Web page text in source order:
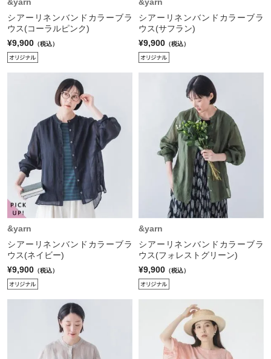
シアーリネンバンドカラーブラ
ウス(コーラルピンク)
¥9,900 （税込）
シアーリネンバンドカラーブラ
ウス(サフラン)
¥9,900 （税込）
&yarn
シアーリネンバンドカラーブラ
ウス(ネイビー)
¥9,900 （税込）
&yarn
シアーリネンバンドカラーブラ
ウス(フォレストグリーン)
¥9,900 （税込）